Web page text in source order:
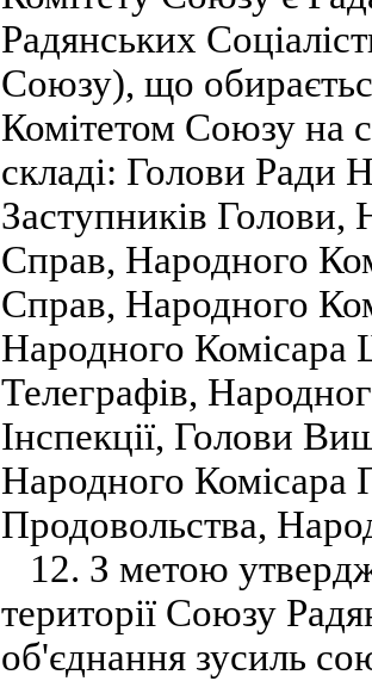
Радянських
Союзу), що
Комітетом Союзу на
складі: Голови Ради
Заступників Голови,
Справ, Народного
Справ, Народного
Народного Комісара
Телеграфів,
Інспекції, Голови
Народного Комісара
Продовольства,
12. З метою
території Союзу
об'єднання зусиль